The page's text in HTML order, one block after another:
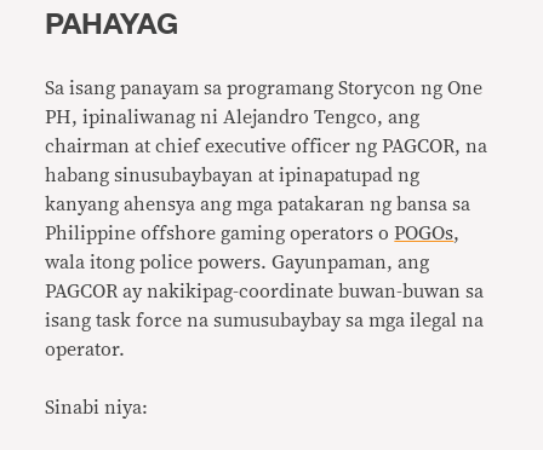
PAHAYAG
Sa isang panayam sa programang Storycon ng One
PH, ipinaliwanag ni Alejandro Tengco, ang
chairman at chief executive officer ng PAGCOR, na
habang sinusubaybayan at ipinapatupad ng
kanyang ahensya ang mga patakaran ng bansa sa
Philippine offshore gaming operators oPOGOs,
wala itong police powers. Gayunpaman, ang
PAGCOR ay nakikipag-coordinate buwan-buwan sa
isang task force na sumusubaybay sa mga ilegal na
operator.
Sinabi niya: